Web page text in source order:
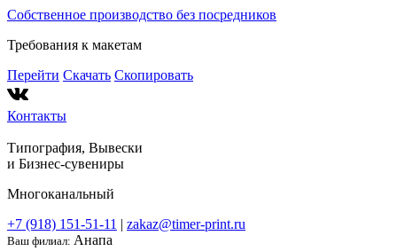
Собственное производство без посредников
Требования к макетам
Перейти Скачать Скопировать
Контакты
Типография, Вывески
и Бизнес-сувениры
Многоканальный
+7 (918) 151-51-11 | zakaz@timer-print.ru
Ваш филиал: Анапа